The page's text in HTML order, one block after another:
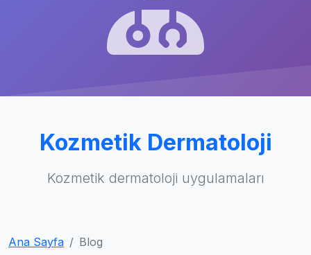
Kozmetik Dermatoloji
Kozmetik dermatoloji uygulamaları
Ana Sayfa Blog